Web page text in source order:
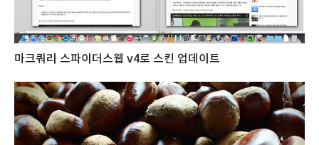
마크쿼리 스파이더스웹 v4로 스킨 업데이트